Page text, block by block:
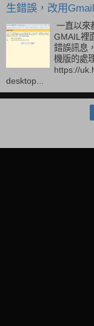
生錯誤，改用
一直以來
GMAIL裡
錯誤訊息
機版的處
https://
desktop...